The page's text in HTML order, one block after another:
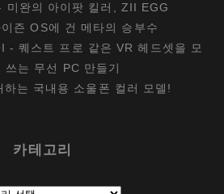
미완의 아이팟 킬러, ZII EGG
이즌 OS에 건 메타의 승부수
-퀘스트 프로 같은 VR 헤드셋을 모
쓰는 무선 PC 만들기
하는 국내용 소울폰 컬러 모델!
카테고리